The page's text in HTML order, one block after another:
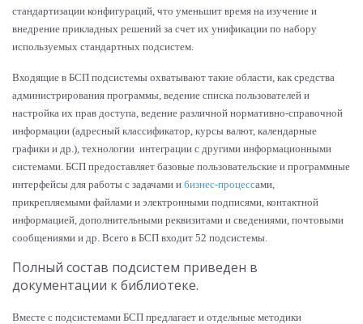
стандартизации конфигураций, что уменьшит время на изучение и
внедрение прикладных решений за счет их унификации по набору
используемых стандартных подсистем.
Входящие в БСП подсистемы охватывают такие области, как средства
администрирования программы, ведение списка пользователей и
настройка их прав доступа, ведение различной нормативно-справочной
информации (адресный классификатор, курсы валют, календарные
графики и др.), технологии интеграции с другими информационными
системами. БСП предоставляет базовые пользовательские и программные
интерфейсы для работы с задачами и бизнес-процессами,
прикрепляемыми файлами и электронными подписями, контактной
информацией, дополнительными реквизитами и сведениями, почтовыми
сообщениями и др. Всего в БСП входит 52 подсистемы.
Полный состав подсистем приведен в
документации к библиотеке.
Вместе с подсистемами БСП предлагает и отдельные методики